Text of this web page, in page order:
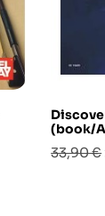
(book/
Prezzo
33,90 €